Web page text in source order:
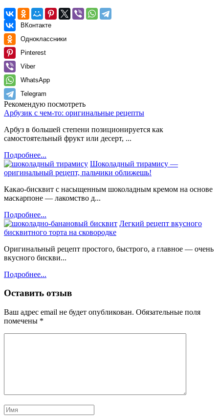
ВКонтакте
Одноклассники
Pinterest
Viber
WhatsApp
Telegram
Рекомендую посмотреть
Арбузик с чем-то: оригинальные рецепты
Арбуз в большей степени позиционируется как
самостоятельный фрукт или десерт, ...
Подробнее...
Шоколадный тирамису —
оригинальный рецепт, пальчики оближешь!
Какао-бисквит с насыщенным шоколадным кремом на основе
маскарпоне — лакомство д...
Подробнее...
Легкий рецепт вкусного
бисквитного торта на сковородке
Оригинальный рецепт простого, быстрого, а главное — очень
вкусного бискви...
Подробнее...
Оставить отзыв
Ваш адрес email не будет опубликован. Обязательные поля
помечены *